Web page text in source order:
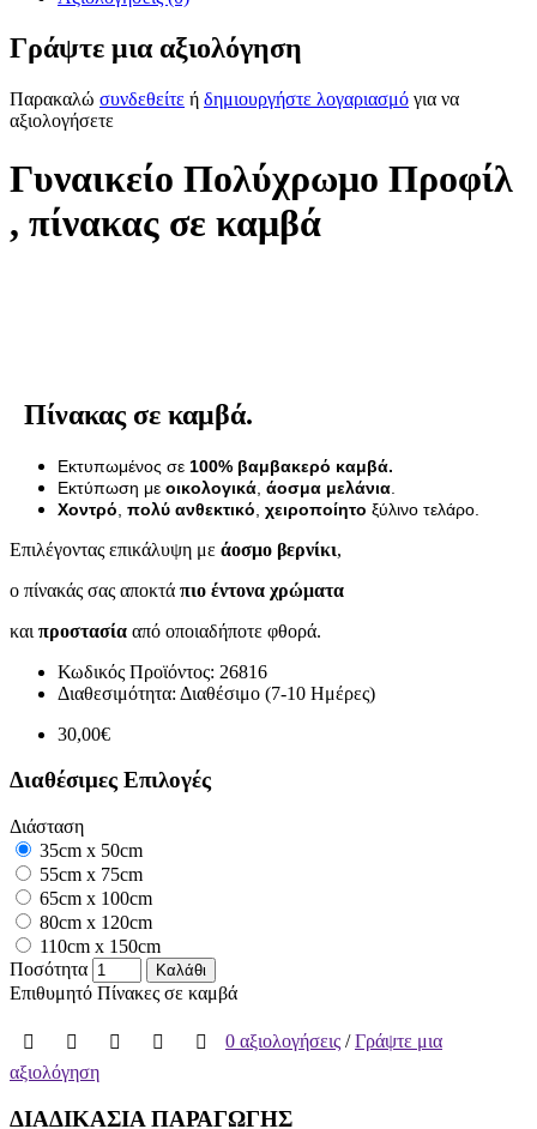
Γράψτε μια αξιολόγηση
Παρακαλώ συνδεθείτε ή δημιουργήστε λογαριασμό για να
αξιολογήσετε
Γυναικείο Πολύχρωμο Προφίλ
, πίνακας σε καμβά
Πίνακας σε καμβά.
Εκτυπωμένος σε 100% βαμβακερό καμβά.
Εκτύπωση με οικολογικά άοσμα μελάνια
Χοντρό πολύ ανθεκτικό χειροποίητο ξύλινο τελάρο.
Επιλέγοντας επικάλυψη με άοσμο βερνίκι,
ο πίνακάς σας αποκτά πιο έντονα χρώματα
και προστασία από οποιαδήποτε φθορά.
Κωδικός Προϊόντος: 26816
Διαθεσιμότητα: Διαθέσιμο (7-10 Ημέρες)
30,00€
Διαθέσιμες Επιλογές
Διάσταση
35cm x 50cm
55cm x 75cm
65cm x 100cm
80cm x 120cm
110cm x 150cm
Ποσότητα
Καλάθι
Επιθυμητό Πίνακες σε καμβά
0 αξιολογήσεις /Γράψτε μια
αξιολόγηση
ΔΙΑΔΙΚΑΣΙΑ ΠΑΡΑΓΩΓΗΣ